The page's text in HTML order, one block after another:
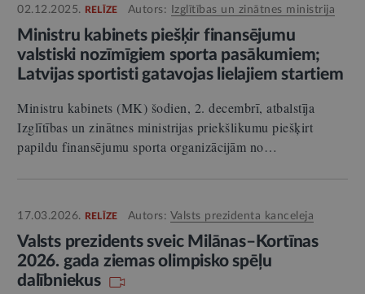
02.12.2025. RELĪZE Autors: Izglītības un zinātnes ministrija
Ministru kabinets piešķir finansējumu
valstiski nozīmīgiem sporta pasākumiem;
Latvijas sportisti gatavojas lielajiem startiem
Ministru kabinets (MK) šodien, 2. decembrī, atbalstīja
Izglītības un zinātnes ministrijas priekšlikumu piešķirt
papildu finansējumu sporta organizācijām no…
17.03.2026. RELĪZE Autors: Valsts prezidenta kanceleja
Valsts prezidents sveic Milānas–Kortīnas
2026. gada ziemas olimpisko spēļu
dalībniekus